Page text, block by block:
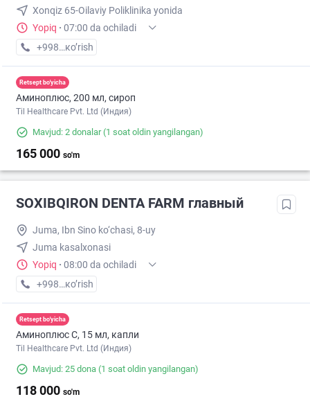
Xonqiz 65-Oilaviy Poliklinika yonida
Yopiq · 07:00 da ochiladi
+998 (20) XXX-XX-XX
кo’rish
Retsept bo'yicha
Аминоплюс, 200 мл, сироп
Til Healthcare Pvt. Ltd (Индия)
Mavjud: 2 donalar(1 soat oldin yangilangan)
165 000 so'm
SOXIBQIRON DENTA FARM главный
Juma, Ibn Sino ko‘chasi, 8-uy
Juma kasalxonasi
Yopiq · 08:00 da ochiladi
+998 (77) XXX-XX-XX
кo’rish
Retsept bo'yicha
Аминоплюс С, 15 мл, капли
Til Healthcare Pvt. Ltd (Индия)
Mavjud: 25 dona (1 soat oldin yangilangan)
118 000 so'm